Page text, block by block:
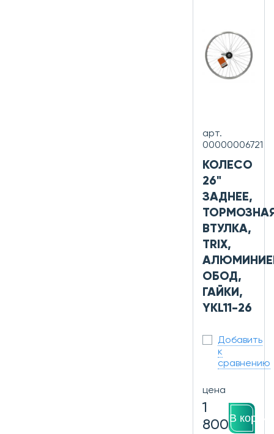
арт.
00000006721
КОЛЕСО
26"
ЗАДНЕЕ,
ВТУЛКА,
TRIX,
ОБОД,
ГАЙКИ,
YKL11-26
Добавить
к
сравнению
цена
1
800В